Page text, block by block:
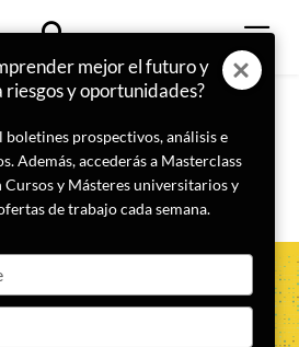
para la
de Ecuador
mejor el futuro y
y oportunidades?
boletines prospectivos, análisis e
Además, accederás a Masterclass
Cursos y Másteres universitarios y
de trabajo cada semana.